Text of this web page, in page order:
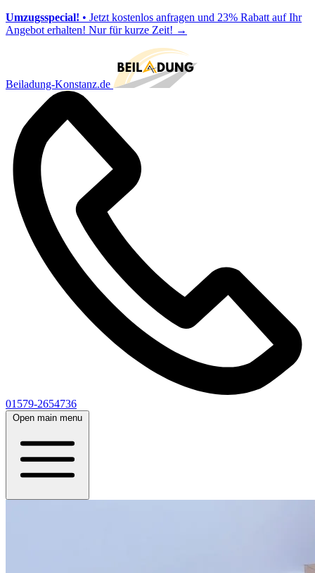
Umzugsspecial! • Jetzt kostenlos anfragen und 23% Rabatt auf Ihr
Angebot erhalten! Nur für kurze Zeit! →
Beiladung-Konstanz.de
01579-2654736
Open main menu